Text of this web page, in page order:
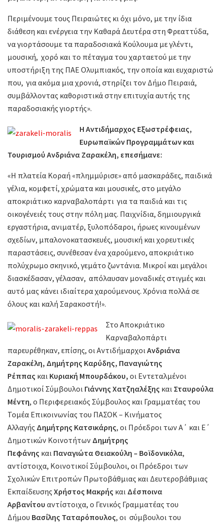
Περιμένουμε τους Πειραιώτες κι όχι μόνο, με την ίδια
διάθεση και ενέργεια την Καθαρά Δευτέρα στη Φρεαττύδα,
να γιορτάσουμε τα παραδοσιακά Κούλουμα με γλέντι,
μουσική, χορό και το πέταγμα του χαρταετού με την
υποστήριξη της ΠΑΕ Ολυμπιακός, την οποία και ευχαριστώ
που, για ακόμα μια χρονιά, στηρίζει τον Δήμο Πειραιά,
συμβάλλοντας καθοριστικά στην επιτυχία αυτής της
παραδοσιακής γιορτής».
Η Αντιδήμαρχος Εξωστρέφειας,
Ευρωπαϊκών Προγραμμάτων και
Τουρισμού Ανδριάνα Ζαρακέλη, επεσήμανε:
«Η πλατεία Κοραή «πλημμύρισε» από μασκαράδες, παιδικά
γέλια, κομφετί, χρώματα και μουσικές, στο μεγάλο
αποκριάτικο καρναβαλοπάρτι για τα παιδιά και τις
οικογένειές τους στην πόλη μας. Παιχνίδια, δημιουργικά
εργαστήρια, ανιματέρ, ξυλοπόδαροι, ήρωες κινουμένων
σχεδίων, μπαλονοκατασκευές, μουσική και χορευτικές
παραστάσεις, συνέθεσαν ένα χαρούμενο, αποκριάτικο
πολύχρωμο σκηνικό, γεμάτο ζωντάνια. Μικροί και μεγάλοι
διασκέδασαν, γέλασαν, απόλαυσαν μοναδικές στιγμές και
αυτό μας κάνει ιδιαίτερα χαρούμενους. Χρόνια πολλά σε
όλους και καλή Σαρακοστή!».
Στο Αποκριάτικο
Καρναβαλοπάρτι
παρευρέθηκαν, επίσης, οι Αντιδήμαρχοι Ανδριάνα
Ζαρακέλη, Δημήτρης Καρύδης, Παναγιώτης
Ρέππας και Κυριακή Μπουρδάκου, οι Εντεταλμένοι
Δημοτικοί Σύμβουλοι Γιάννης Χατζηαλέξης και Σταυρούλα
Μέντη, ο Περιφερειακός Σύμβουλος και Γραμματέας του
Τομέα Επικοινωνίας του ΠΑΣΟΚ – Κινήματος
Αλλαγής Δημήτρης Κατσικάρης, οι Πρόεδροι των Α΄ και Ε΄
Δημοτικών Κοινοτήτων Δημήτρης
Πεφάνης και Παναγιώτα Θειακούλη – Βοϊδονικόλα,
αντίστοιχα, Κοινοτικοί Σύμβουλοι, οι Πρόεδροι των
Σχολικών Επιτροπών Πρωτοβάθμιας και Δευτεροβάθμιας
ΕκπαίδευσηςΧρήστος Μακρής και Δέσποινα
Αρβανίτου αντίστοιχα, ο Γενικός Γραμματέας του
Δήμου Βασίλης Ταταρόπουλος, οι σύμβουλοι του